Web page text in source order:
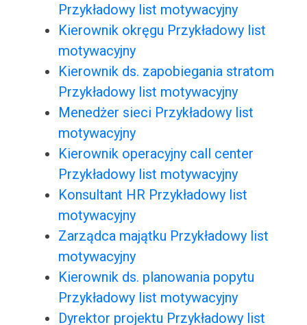
Przykładowy list motywacyjny
Kierownik okręgu Przykładowy list
motywacyjny
Kierownik ds. zapobiegania stratom
Przykładowy list motywacyjny
Menedżer sieci Przykładowy list
motywacyjny
Kierownik operacyjny call center
Przykładowy list motywacyjny
Konsultant HR Przykładowy list
motywacyjny
Zarządca majątku Przykładowy list
motywacyjny
Kierownik ds. planowania popytu
Przykładowy list motywacyjny
Dyrektor projektu Przykładowy list